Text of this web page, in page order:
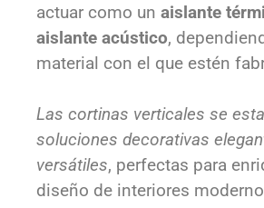
actuar como un aislante
aislante acústico,
material con el que estén
Las cortinas verticales se
soluciones decorativas
versátiles, perfectas para
diseño de interiores